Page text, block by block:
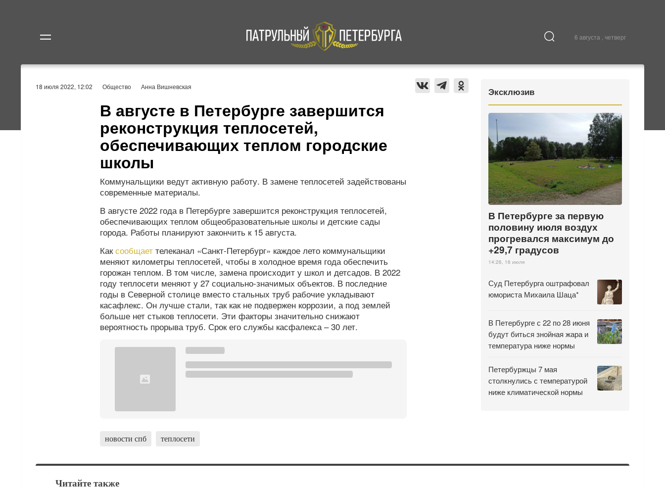
6 августа , четверг
Происшествия Культура
18 июля 2022, 12:02 Общество Анна Вишневская
В августе в Петербурге завершится
реконструкция теплосетей,
обеспечивающих теплом городские
школы
Коммунальщики ведут активную работу. В замене теплосетей задействованы
современные материалы.
В августе 2022 года в Петербурге завершится реконструкция теплосетей,
обеспечивающих теплом общеобразовательные школы и детские сады
города. Работы планируют закончить к 15 августа.
Каксообщает телеканал «Санкт-Петербург» каждое лето коммунальщики
меняют километры теплосетей, чтобы в холодное время года обеспечить
горожан теплом. В том числе, замена происходит у школ и детсадов. В 2022
году теплосети меняют у 27 социально-значимых объектов. В последние
годы в Северной столице вместо стальных труб рабочие укладывают
касафлекс. Он лучше стали, так как не подвержен коррозии, а под землей
больше нет стыков теплосети. Эти факторы значительно снижают
вероятность прорыва труб. Срок его службы касфалекса – 30 лет.
новости спб теплосети
Эксклюзив
В Петербурге за первую
половину июля воздух
прогревался максимум до
+29,7 градусов
14:26, 16 июля
Суд Петербурга оштрафовал
юмориста Михаила Шаца*
В Петербурге с 22 по 28 июня
будут биться знойная жара и
температура ниже нормы
Петербуржцы 7 мая
столкнулись с температурой
ниже климатической нормы
Читайте также